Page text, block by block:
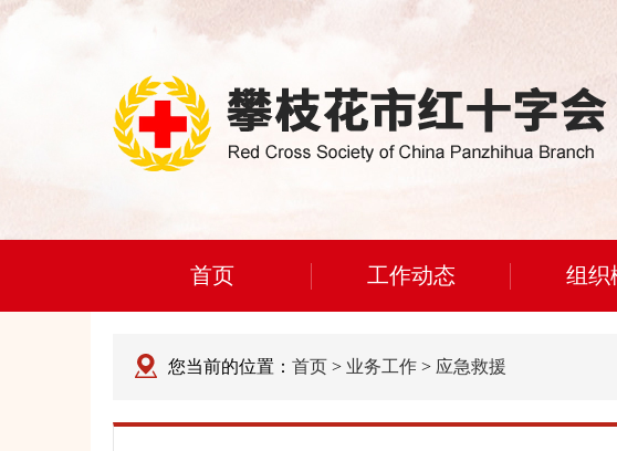
首页 工作动态 组织
您当前的位置： 首页 > 业务工作 > 应急救援